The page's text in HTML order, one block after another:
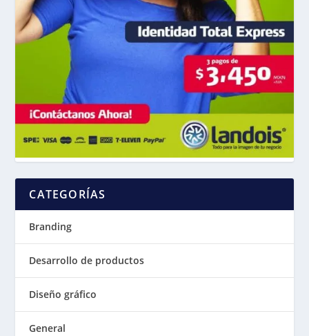
CATEGORÍAS
Branding
Desarrollo de productos
Diseño gráfico
General